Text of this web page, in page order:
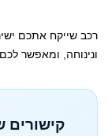
רכב שייקח אתכם
ונינוחה, ומאפשר
קישורים